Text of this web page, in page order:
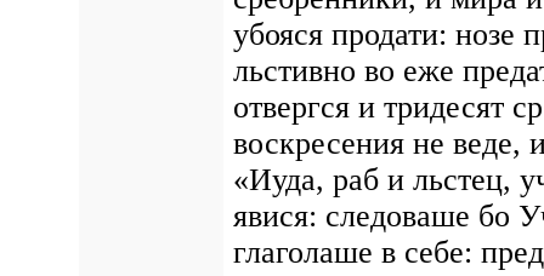
убояся продати:
льстивно во еже
отвергся и тридесят
воскресения не веде,
«Иуда, раб и льстец,
явися: следоваше бо
глаголаше в себе: